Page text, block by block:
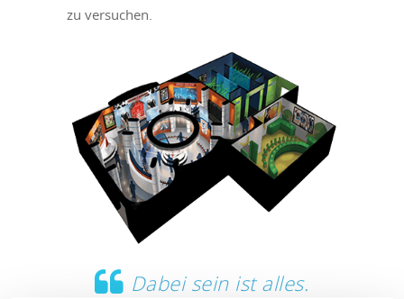
zu versuchen.
Dabei sein ist alles.